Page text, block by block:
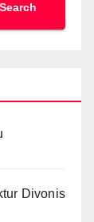
Search
Divonis